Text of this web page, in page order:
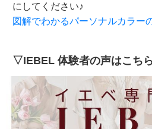
にしてください♪
図解でわかるパーソナルカラー
▽IEBEL 体験者の声はこち